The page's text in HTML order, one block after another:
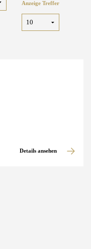
Anzeige Treffer
Details ansehen